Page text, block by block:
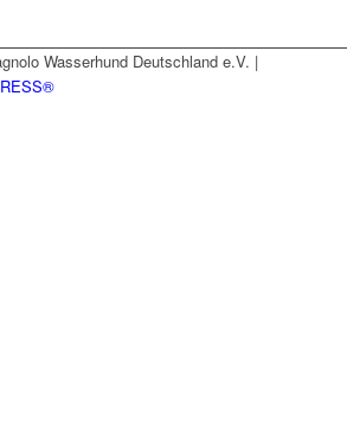
Wasserhund Deutschland e.V. |